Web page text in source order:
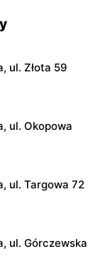
ul. Złota 59
ul. Okopowa
ul. Targowa 72
ul. Górczewska